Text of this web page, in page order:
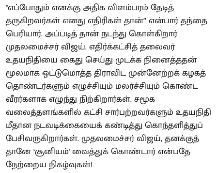
"எப்போதும் எனக்கு அதிக விளம்பரம் தேடித்
தருகிறவர்கள் எனது எதிரிகள் தான்” என்பார் தந்தை
பெரியார். அப்படித் தான் நடந்து கொள்கிறார்
முதலமைச்சர் விஜய். எதிர்க்கட்சித் தலைவர்
உதயநிதியை கைது செய்து முடக்க நினைத்ததன்
மூலமாக ஒட்டுமொத்த திராவிட முன்னேற்றக் கழகத்
தொண்டர்களும் எழுச்சியும் மலர்ச்சியும் கொண்ட
வீரர்களாக எழுந்து நிற்கிறார்கள். சமூக
வலைத்தளங்களில் கட்சி சார்பற்றவர்களும் உதயநிதி
மீதான நடவடிக்கையைக் கண்டித்து கொந்தளித்துப்
பேசிவருகிறார்கள். முதலமைச்சர் விஜய், தனக்குத்
தானே ‘சூனியம்' வைத்துக் கொண்டார் என்பதே
நேற்றைய நிகழ்வுகள்!